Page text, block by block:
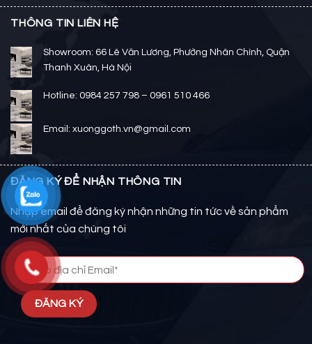
THÔNG TIN LIÊN HỆ
Showroom: 66 Lê Văn Lương, Phường Nhân Chính, Quận
Thanh Xuân, Hà Nội
Hotline: 0984 257 798 – 0961 510 466
Email: xuonggoth.vn@gmail.com
ĐĂNG KÝ ĐỂ NHẬN THÔNG TIN
Nhập email để đăng ký nhận những tin tức về sản phẩm
mới nhất của chúng tôi